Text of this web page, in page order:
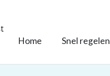
Home
Snel regelen